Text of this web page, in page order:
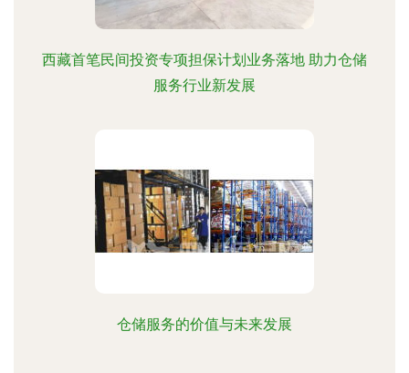
西藏首笔民间投资专项担保计划业务落地 助力仓储
服务行业新发展
仓储服务的价值与未来发展